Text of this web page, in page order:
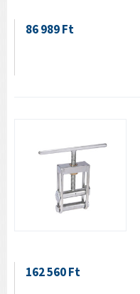
86 989 Ft
162 560 Ft